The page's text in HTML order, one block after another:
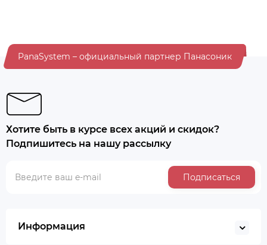
PanaSystem – официальный партнер Панасоник
Хотите быть в курсе всех акций и скидок?
Подпишитесь на нашу рассылку
Подписаться
Информация